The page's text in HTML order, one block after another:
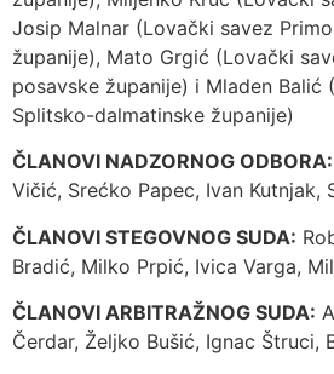
Josip Malnar (Lovački savez
županije), Mato Grgić (Lovački
posavske županije) i Mladen Balić
Splitsko-dalmatinske županije)
ČLANOVI NADZORNOG ODBORA:
Vičić, Srećko Papec, Ivan Kutnjak,
ČLANOVI STEGOVNOG SUDA:
Bradić, Milko Prpić, Ivica Varga,
ČLANOVI ARBITRAŽNOG SUDA:
Čerdar, Željko Bušić, Ignac Štruci,